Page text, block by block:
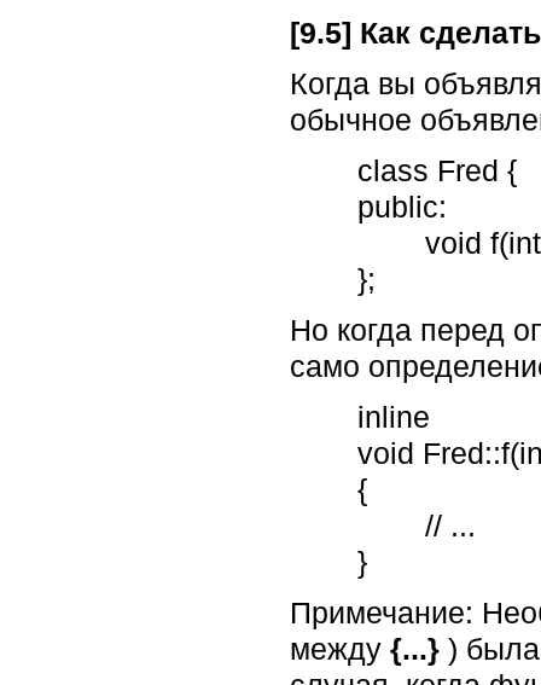
[9.5] Как
Когда вы
обычное
	};
Но когда перед
само
	}
Примечание:
между {...} )